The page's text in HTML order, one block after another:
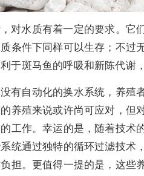
对水质有着一定的要求。它
条件下同样可以生存；不过
于斑马鱼的呼吸和新陈代谢
有自动化的换水系统，养殖
养殖来说或许尚可应对，但
工作。幸运的是，随着技术
统通过独特的循环过滤技术
担。更值得一提的是，这些